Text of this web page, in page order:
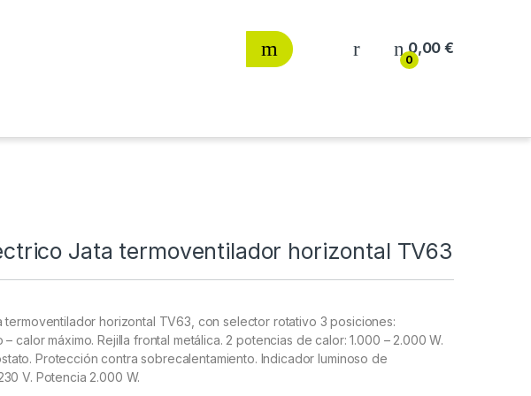
0
0,00€
Jata termoventilador horizontal TV63
horizontal TV63, con selector rotativo 3 posiciones:
calor máximo. Rejilla frontal metálica. 2 potencias de calor: 1.000 – 2.000 W.
Protección contra sobrecalentamiento. Indicador luminoso de
V. Potencia 2.000 W.